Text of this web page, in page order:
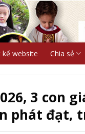
kế website Chia sẻ
3 con
phát